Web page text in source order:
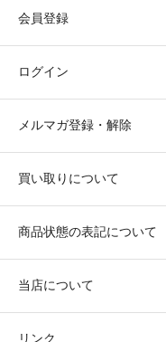
会員登録
ログイン
メルマガ登録・解除
買い取りについて
商品状態の表記について
当店について
リンク